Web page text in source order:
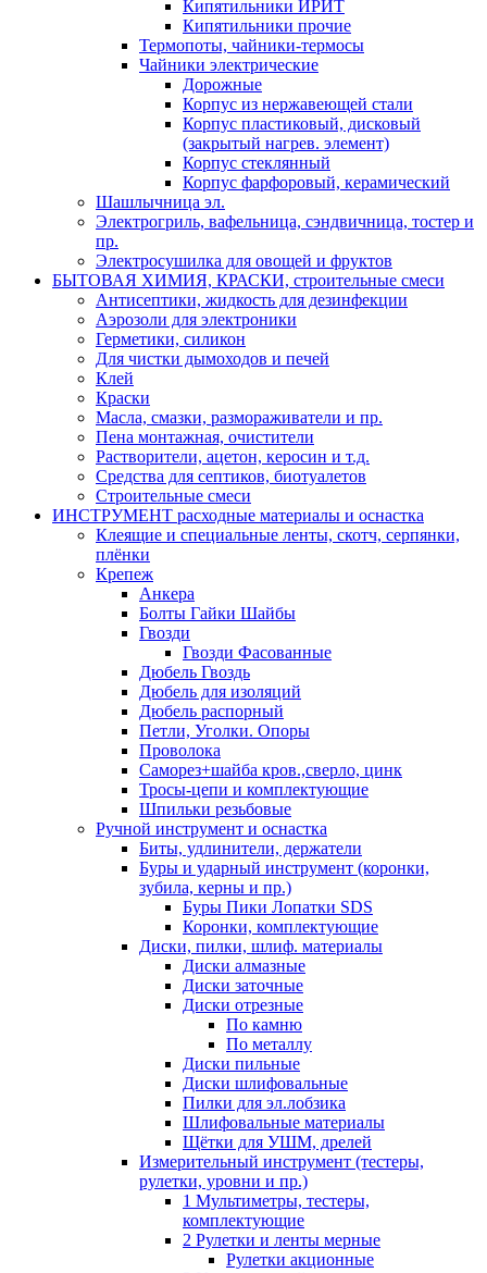
Кипятильники ИРИТ
Кипятильники прочие
Термопоты, чайники-термосы
Чайники электрические
Дорожные
Корпус из нержавеющей стали
Корпус пластиковый, дисковый
(закрытый нагрев. элемент)
Корпус стеклянный
Корпус фарфоровый, керамический
Шашлычница эл.
Электрогриль, вафельница, сэндвичница, тостер и
пр.
Электросушилка для овощей и фруктов
БЫТОВАЯ ХИМИЯ, КРАСКИ, строительные смеси
Антисептики, жидкость для дезинфекции
Аэрозоли для электроники
Герметики, силикон
Для чистки дымоходов и печей
Клей
Краски
Масла, смазки, размораживатели и пр.
Пена монтажная, очистители
Растворители, ацетон, керосин и т.д.
Средства для септиков, биотуалетов
Строительные смеси
ИНСТРУМЕНТ расходные материалы и оснастка
Клеящие и специальные ленты, скотч, серпянки,
плёнки
Крепеж
Анкера
Болты Гайки Шайбы
Гвозди
Гвозди Фасованные
Дюбель Гвоздь
Дюбель для изоляций
Дюбель распорный
Петли, Уголки. Опоры
Проволока
Саморез+шайба кров.,сверло, цинк
Тросы-цепи и комплектующие
Шпильки резьбовые
Ручной инструмент и оснастка
Биты, удлинители, держатели
Буры и ударный инструмент (коронки,
зубила, керны и пр.)
Буры Пики Лопатки SDS
Коронки, комплектующие
Диски, пилки, шлиф. материалы
Диски алмазные
Диски заточные
Диски отрезные
По камню
По металлу
Диски пильные
Диски шлифовальные
Пилки для эл.лобзика
Шлифовальные материалы
Щётки для УШМ, дрелей
Измерительный инструмент (тестеры,
рулетки, уровни и пр.)
1 Мультиметры, тестеры,
комплектующие
2 Рулетки и ленты мерные
Рулетки акционные